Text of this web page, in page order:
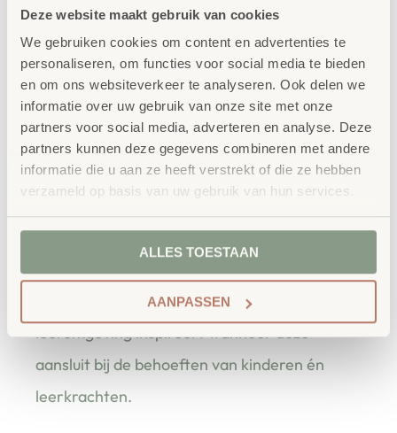
Deze website maakt gebruik van cookies
We gebruiken cookies om content en advertenties te
personaliseren, om functies voor social media te bieden
en om ons websiteverkeer te analyseren. Ook delen we
informatie over uw gebruik van onze site met onze
partners voor social media, adverteren en analyse. Deze
partners kunnen deze gegevens combineren met andere
informatie die u aan ze heeft verstrekt of die ze hebben
verzameld op basis van uw gebruik van hun services.
ALLES TOESTAAN
AANPASSEN
Productbeschrijving
Het Kubieke Meter m3 Opbouw Model maakt het begrip
van inhoud visueel en tastbaar. Leerlingen kunnen de
kubus zelf opbouwen en zo inzicht krijgen in wat een
kubieke meter betekent. Perfect voor lessen over
maatvoering en ruimte.
Vertrouwdbestellen bij School
Concept
School Concept is de specialist in
onderwijsmeubilair. Wij geloven dat een
leeromgeving inspireert wanneer deze
aansluit bij de behoeften van kinderen én
leerkrachten.